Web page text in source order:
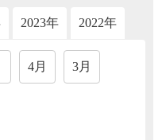
2023年 2022年
4月 3月